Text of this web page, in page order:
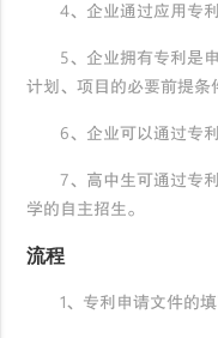
4、企业通过应用专利
5、企业拥有专利是申
计划、项目的必要前提条
6、企业可以通过专利
7、高中生可通过专利
学的自主招生。
流程
1、专利申请文件的填